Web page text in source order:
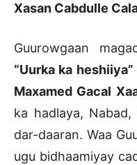
Xasan Cabdulle
Guurowgaan
“Uurka ka heshiiya”
Maxamed Gacal
ka hadlaya,
dar-daaran. Waa
ugu bidhaamiyay